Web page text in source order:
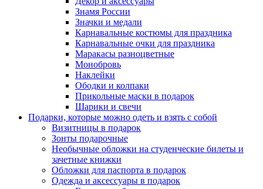
Знамя России
Значки и медали
Карнавальные костюмы для праздника
Карнавальные очки для праздника
Маракасы разноцветные
Монобровь
Наклейки
Ободки и колпаки
Прикольные маски в подарок
Шарики и свечи
Подарки, которые можно одеть и взять с собой
Визитницы в подарок
Зонты подарочные
Необычные обложки на студенческие билеты и
зачетные книжки
Обложки для паспорта в подарок
Одежда и аксессуары в подарок